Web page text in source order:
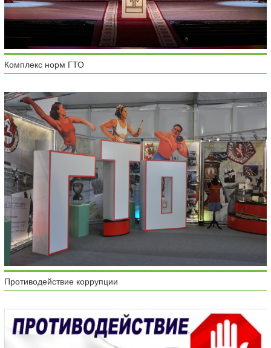
Комплекс норм ГТО
Противодействие коррупции